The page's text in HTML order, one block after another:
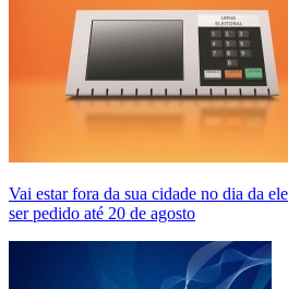
Vai estar fora da sua cidade no dia da
ser pedido até 20 de agosto